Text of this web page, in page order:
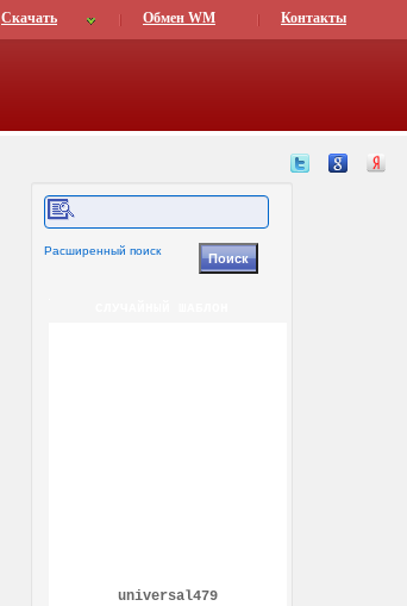
Скачать Обмен WM Контакты
Расширенный поиск
universal479